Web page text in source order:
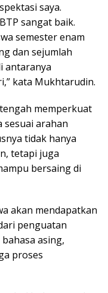
saya.
sangat baik.
semester enam
dan sejumlah
antaranya
kata Mukhtarudin.
memperkuat
sesuai arahan
tidak hanya
tetapi juga
bersaing di
akan mendapatkan
penguatan
asing,
proses